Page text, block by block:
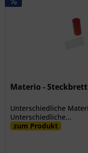
Materio -
Unterschiedliche
Unterschiedliche...
zum Produkt